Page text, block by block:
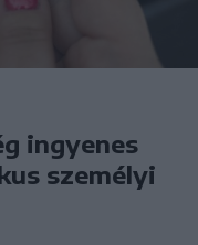
ingyenes
személyi